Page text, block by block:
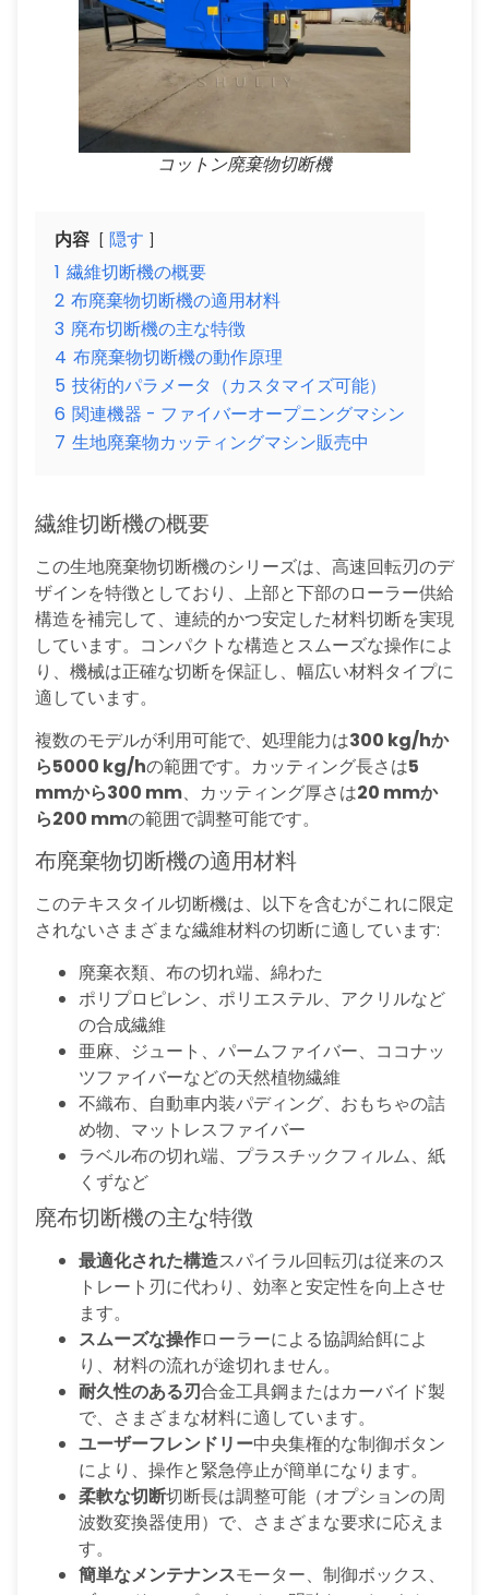
コットン廃棄物切断機
内容
隠す
1 繊維切断機の概要
2 布廃棄物切断機の適用材料
3 廃布切断機の主な特徴
4 布廃棄物切断機の動作原理
5 技術的パラメータ（カスタマイズ可能）
6 関連機器 - ファイバーオープニングマシン
7 生地廃棄物カッティングマシン販売中
繊維切断機の概要
この生地廃棄物切断機のシリーズは、高速回転刃のデ
ザインを特徴としており、上部と下部のローラー供給
構造を補完して、連続的かつ安定した材料切断を実現
しています。コンパクトな構造とスムーズな操作によ
り、機械は正確な切断を保証し、幅広い材料タイプに
適しています。
複数のモデルが利用可能で、処理能力は300 kg/hか
ら5000 kg/hの範囲です。カッティング長さは5
mmから300 mm、カッティング厚さは20 mmか
ら200 mmの範囲で調整可能です。
布廃棄物切断機の適用材料
このテキスタイル切断機は、以下を含むがこれに限定
されないさまざまな繊維材料の切断に適しています:
廃棄衣類、布の切れ端、綿わた
ポリプロピレン、ポリエステル、アクリルなど
の合成繊維
亜麻、ジュート、パームファイバー、ココナッ
ツファイバーなどの天然植物繊維
不織布、自動車内装パディング、おもちゃの詰
め物、マットレスファイバー
ラベル布の切れ端、プラスチックフィルム、紙
くずなど
廃布切断機の主な特徴
最適化された構造スパイラル回転刃は従来のス
トレート刃に代わり、効率と安定性を向上させ
ます。
スムーズな操作ローラーによる協調給餌によ
り、材料の流れが途切れません。
耐久性のある刃合金工具鋼またはカーバイド製
で、さまざまな材料に適しています。
ユーザーフレンドリー中央集権的な制御ボタン
により、操作と緊急停止が簡単になります。
柔軟な切断切断長は調整可能（オプションの周
波数変換器使用）で、さまざまな要求に応えま
す。
簡単なメンテナンスモーター、制御ボックス、